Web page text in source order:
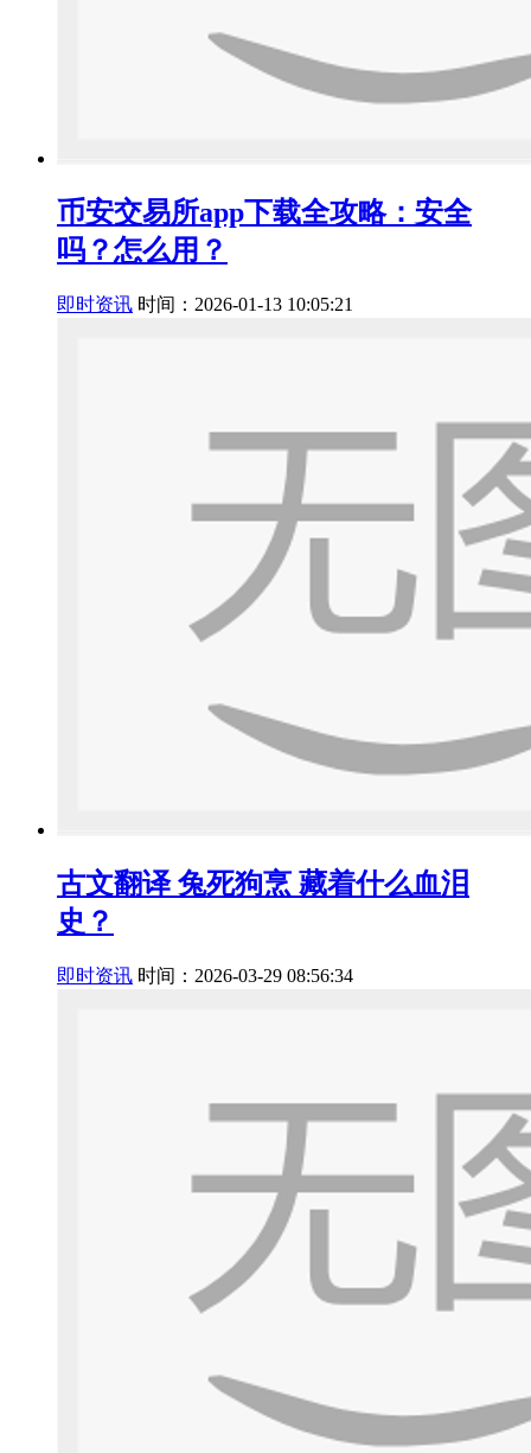
币安交易所app下载全攻略：安全
吗？怎么用？
即时资讯 时间：2026-01-13 10:05:21
古文翻译 兔死狗烹 藏着什么血泪
史？
即时资讯 时间：2026-03-29 08:56:34